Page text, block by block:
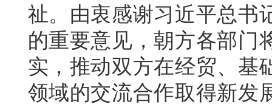
祉。由衷感谢习近平总书
的重要意见，朝方各部门
实，推动双方在经贸、基
领域的交流合作取得新发